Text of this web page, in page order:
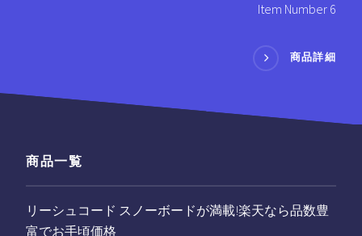
Item Number 6
商品詳細
商品一覧
リーシュコード スノーボードが満載!楽天なら品数豊
富でお手頃価格